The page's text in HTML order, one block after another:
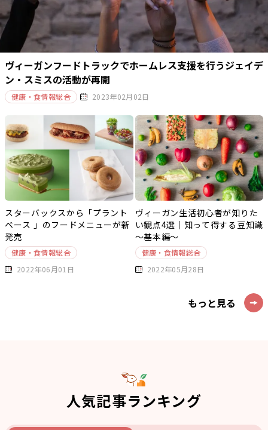
ヴィーガンフードトラックでホームレス支援を行うジェイデ
ン・スミスの活動が再開
健康・食情報総合 2023年02月02日
スターバックスから「プラント
ベース 」のフードメニューが新
発売
健康・食情報総合
2022年06月01日
ヴィーガン生活初心者が知りた
い観点4選｜知って得する豆知識
～基本編～
健康・食情報総合
2022年05月28日
もっと見る
人気記事ランキング